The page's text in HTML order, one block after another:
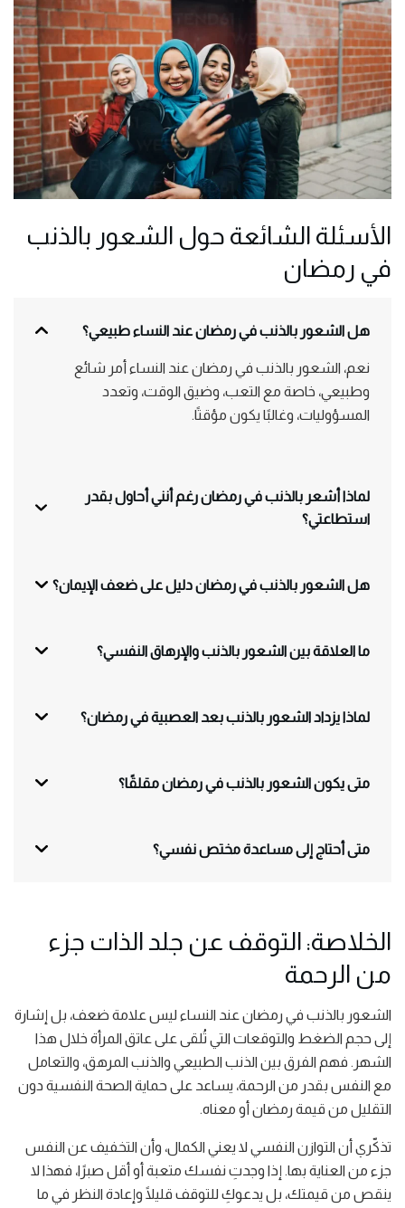
الأسئلة الشائعة حول الشعور بالذنب
في رمضان
هل الشعور بالذنب في رمضان عند النساء طبيعي؟
نعم، الشعور بالذنب في رمضان عند النساء أمر شائع
وطبيعي، خاصة مع التعب، وضيق الوقت، وتعدد
المسؤوليات، وغالبًا يكون مؤقتًا.
لماذا أشعر بالذنب في رمضان رغم أنني أحاول بقدر
استطاعتي؟
هل الشعور بالذنب في رمضان دليل على ضعف الإيمان؟
ما العلاقة بين الشعور بالذنب والإرهاق النفسي؟
لماذا يزداد الشعور بالذنب بعد العصبية في رمضان؟
متى يكون الشعور بالذنب في رمضان مقلقًا؟
متى أحتاج إلى مساعدة مختص نفسي؟
الخلاصة: التوقف عن جلد الذات جزء
من الرحمة
الشعور بالذنب في رمضان عند النساء ليس علامة ضعف، بل إشارة
إلى حجم الضغط والتوقعات التي تُلقى على عاتق المرأة خلال هذا
الشهر. فهم الفرق بين الذنب الطبيعي والذنب المرهق، والتعامل
مع النفس بقدر من الرحمة، يساعد على حماية الصحة النفسية دون
التقليل من قيمة رمضان أو معناه.
تذكّري أن التوازن النفسي لا يعني الكمال، وأن التخفيف عن النفس
جزء من العناية بها. إذا وجدتِ نفسك متعبة أو أقل صبرًا، فهذا لا
ينقص من قيمتك، بل يدعوكِ للتوقف قليلًا وإعادة النظر في ما